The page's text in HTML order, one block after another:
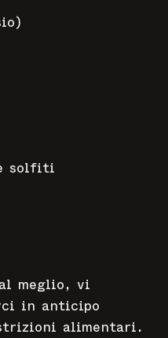
solfiti
meglio, vi
in anticipo
alimentari.